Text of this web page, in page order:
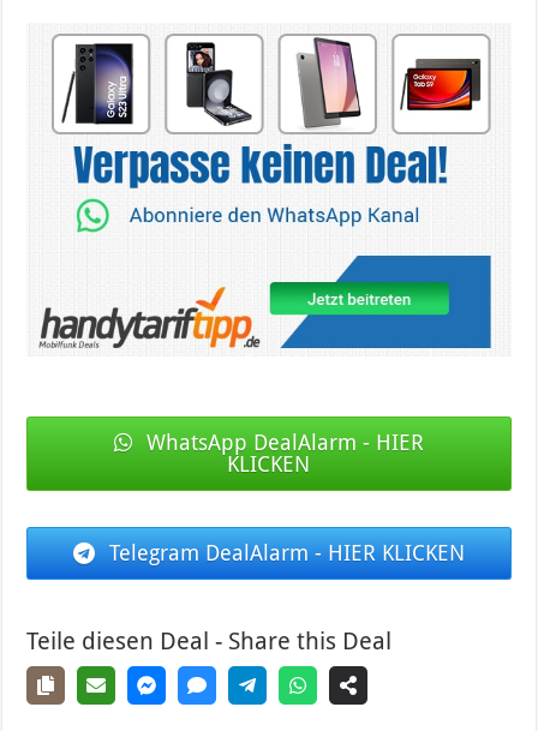
WhatsApp DealAlarm - HIER
KLICKEN
Telegram DealAlarm - HIER KLICKEN
Teile diesen Deal - Share this Deal